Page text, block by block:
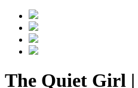
The Quiet Girl